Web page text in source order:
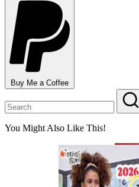
Buy Me a Coffee
You Might Also Like This!